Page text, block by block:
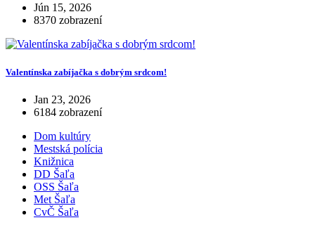
Jún 15, 2026
8370 zobrazení
Valentínska zabíjačka s dobrým srdcom!
Jan 23, 2026
6184 zobrazení
Dom kultúry
Mestská polícia
Knižnica
DD Šaľa
OSS Šaľa
Met Šaľa
CvČ Šaľa